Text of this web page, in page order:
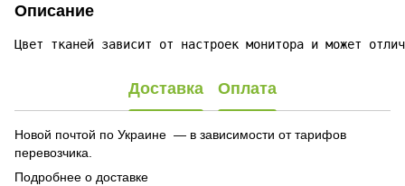
Описание
Цвет тканей зависит от настроек монитора и может
Доставка Оплата
Новой почтой по Украине — в зависимости от тарифов
перевозчика.
Подробнее о доставке